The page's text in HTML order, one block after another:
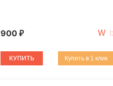
900 ₽
КУПИТЬ Купить в 1 клик